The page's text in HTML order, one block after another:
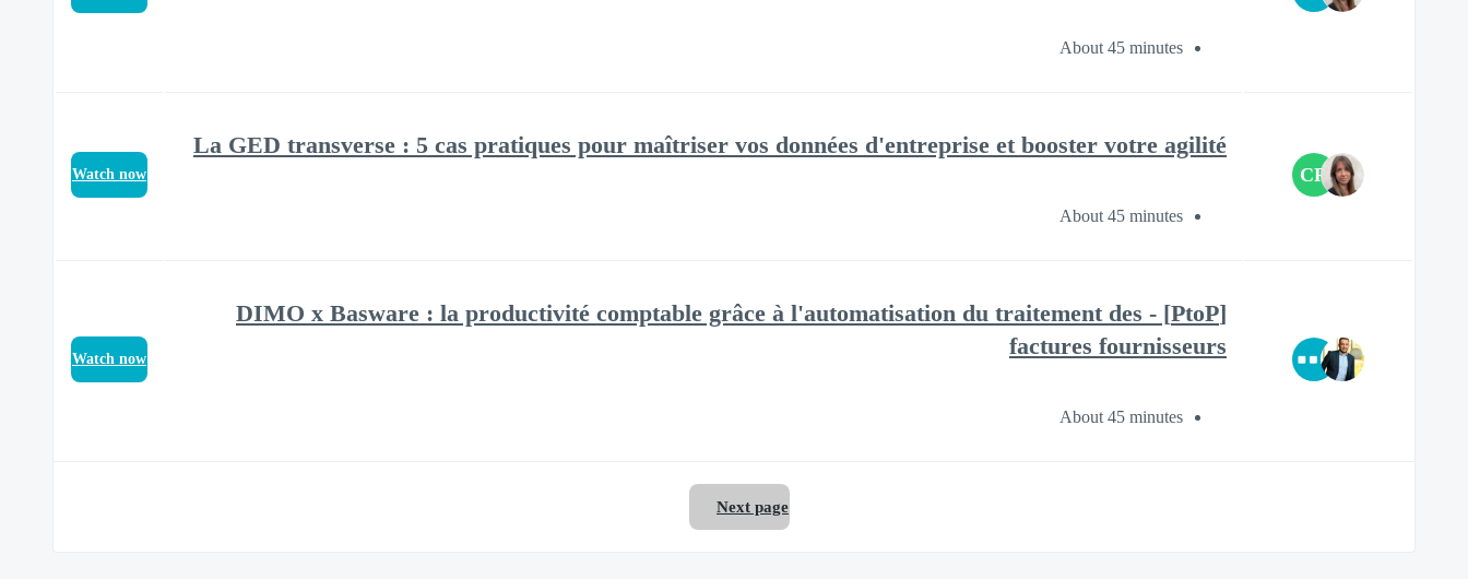
About 45 minutes
CR
La GED transverse : 5 cas pratiques pour maîtriser vos données d'entreprise et booster votre agilité
About 45 minutes
Watch now
[PtoP] - DIMO x Basware : la productivité comptable grâce à l'automatisation du traitement des
factures fournisseurs
About 45 minutes
Watch now
Next page